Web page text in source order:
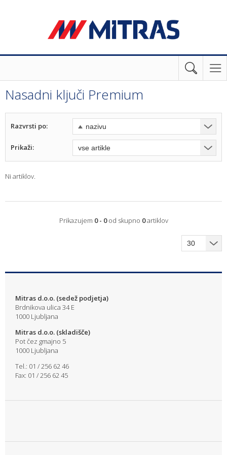
Nasadni ključi Premium
Razvrsti po:
Prikaži:
Ni artiklov.
Prikazujem 0 - 0od skupno 0artiklov
Mitras d.o.o. (sedež podjetja)
Brdnikova ulica 34 E
1000 Ljubljana
Mitras d.o.o. (skladišče)
Pot čez gmajno 5
1000 Ljubljana
Tel.: 01 / 256 62 46
Fax: 01 / 256 62 45